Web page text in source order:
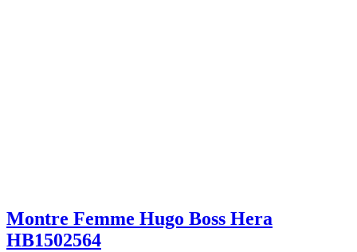
Montre Femme Hugo Boss Hera
HB1502564